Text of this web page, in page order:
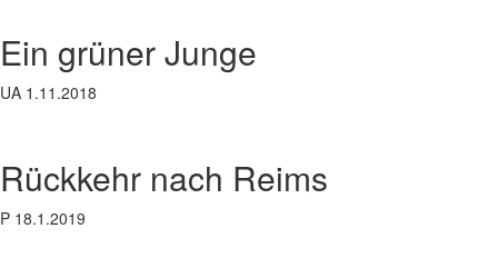
Ein grüner Junge
UA 1.11.2018
Rückkehr nach Reims
P 18.1.2019